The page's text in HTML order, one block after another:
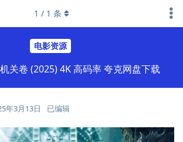
电影资源
机关卷 (2025) 4K 高码率 夸克网盘下载
1 / 1 条
年3月13日 已编辑